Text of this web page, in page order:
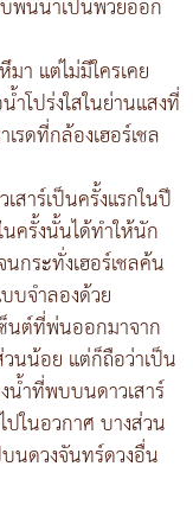
บพ่นน้ำเป็นพวยออก
า แต่ไม่มีใครเคย
โปร่งใสในย่านแสงที่
รดที่กล้องเฮอร์เชล
สาร์เป็นครั้งแรกในปี
ครั้งนั้นได้ทำให้นัก
กระทั่งเฮอร์เชลค้น
บจำลองด้วย
นต์ที่พ่นออกมาจาก
นน้อย แต่ก็ถือว่าเป็น
ำที่พบบนดาวเสาร์
ในอวกาศ บางส่วน
นดวงจันทร์ดวงอื่น